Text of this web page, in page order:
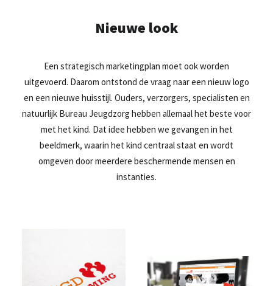
Nieuwe look
Een strategisch marketingplan moet ook worden
uitgevoerd. Daarom ontstond de vraag naar een nieuw logo
en een nieuwe huisstijl. Ouders, verzorgers, specialisten en
natuurlijk Bureau Jeugdzorg hebben allemaal het beste voor
met het kind. Dat idee hebben we gevangen in het
beeldmerk, waarin het kind centraal staat en wordt
omgeven door meerdere beschermende mensen en
instanties.